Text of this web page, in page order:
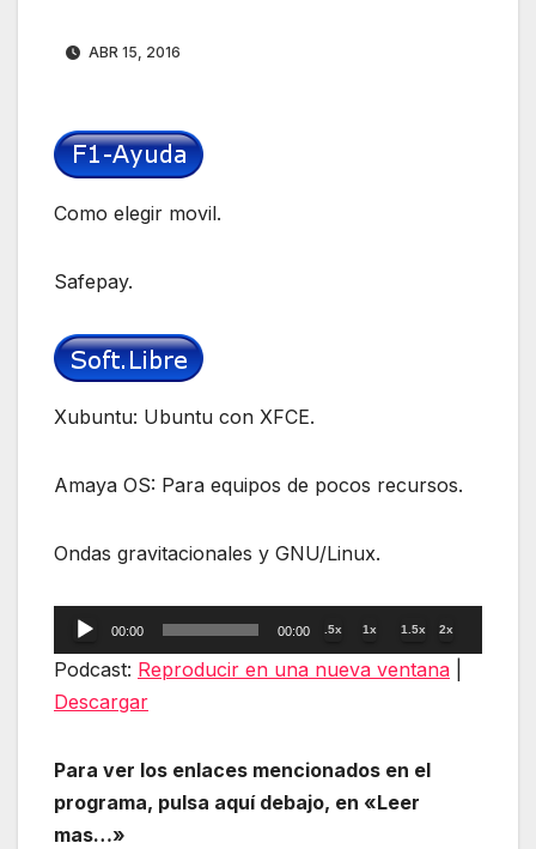
ABR 15, 2016
Como elegir movil.
Safepay.
Xubuntu: Ubuntu con XFCE.
Amaya OS: Para equipos de pocos recursos.
Ondas gravitacionales y GNU/Linux.
Reproductor
de
00:00 00:00 .5x 1x 1.5x 2x
Podcast: Reproducir en una nueva ventana
Descargar
Para ver los enlaces mencionados en el
programa, pulsa aquí debajo, en «Leer
mas…»